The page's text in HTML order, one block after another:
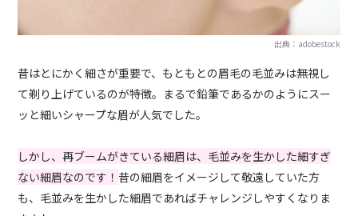
出典：adobestock
昔はとにかく細さが重要で、もともとの眉毛の毛並みは無視し
て剃り上げているのが特徴。まるで鉛筆であるかのようにスー
ッと細いシャープな眉が人気でした。
しかし、再ブームがきている細眉は、毛並みを生かした細すぎ
ない細眉なのです！昔の細眉をイメージして敬遠していた方
も、毛並みを生かした細眉であればチャレンジしやすくなりま